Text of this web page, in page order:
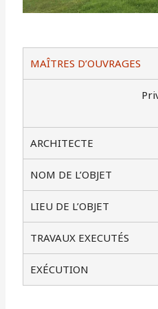
MAÎTRES D’OUVRAGES
ARCHITECTE
NOM DE L’OBJET
LIEU DE L’OBJET
TRAVAUX EXECUTÉS
EXÉCUTION